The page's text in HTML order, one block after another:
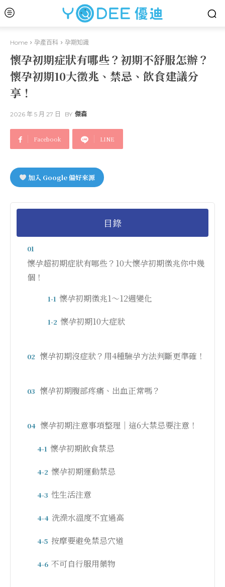
Home 孕產百科 孕期知識
懷孕初期症狀有哪些？初期不舒服怎辦？
懷孕初期10大徵兆、禁忌、飲食建議分
享！
2026 年 5 月 27 日 BY 傑森
Facebook LINE
加入 Google 偏好來源
目錄
01
懷孕超初期症狀有哪些？10大懷孕初期徵兆你中幾
個！
1-1 懷孕初期徵兆1～12週變化
1-2 懷孕初期10大症狀
02 懷孕初期沒症狀？用4種驗孕方法判斷更準確！
03 懷孕初期腹部疼痛、出血正常嗎？
04 懷孕初期注意事項整理｜這6大禁忌要注意！
4-1 懷孕初期飲食禁忌
4-2 懷孕初期運動禁忌
4-3 性生活注意
4-4 洗澡水溫度不宜過高
4-5 按摩要避免禁忌穴道
4-6 不可自行服用藥物